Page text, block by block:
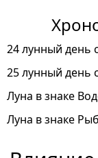
24 лунный день
25 лунный день
Луна в знаке
Луна в знаке